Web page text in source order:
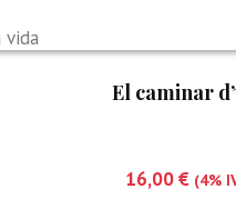
El caminar
16,00€ (4%